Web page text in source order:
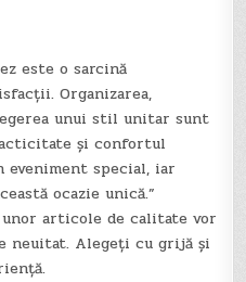
este o sarcină
Organizarea,
unui stil unitar sunt
și confortul
eveniment special, iar
ocazie unică.”
unor articole de calitate vor
neuitat. Alegeți cu grijă și